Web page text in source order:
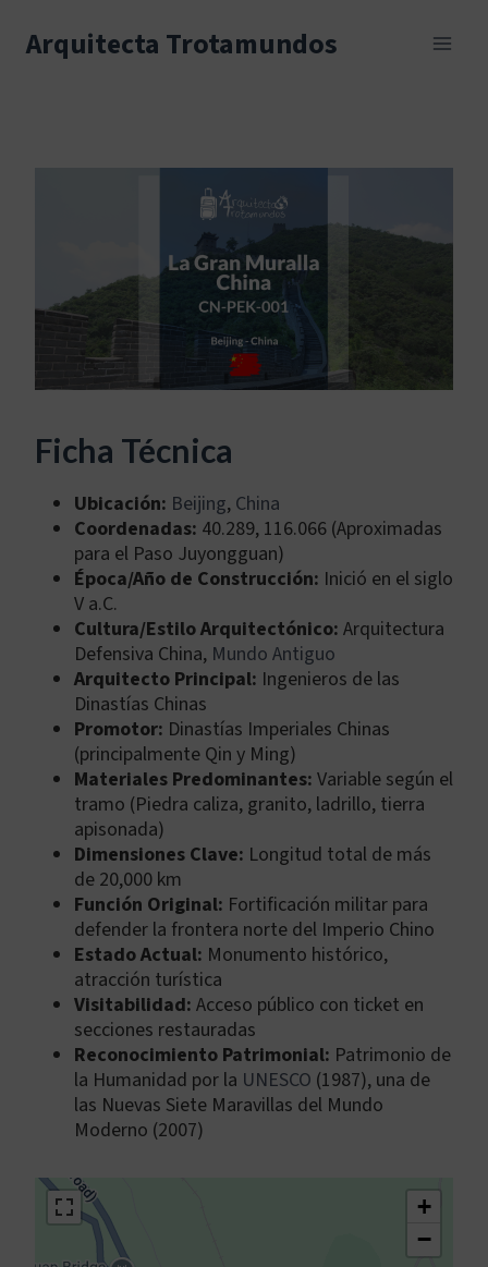
content
Arquitecta Trotamundos
Ficha Técnica
Ubicación: Beijing, China
Coordenadas: 40.289, 116.066 (Aproximadas
para el Paso Juyongguan)
Época/Año de Construcción: Inició en el siglo
V a.C.
Cultura/Estilo Arquitectónico: Arquitectura
Defensiva China, Mundo Antiguo
Arquitecto Principal: Ingenieros de las
Dinastías Chinas
Promotor: Dinastías Imperiales Chinas
(principalmente Qin y Ming)
Materiales Predominantes: Variable según el
tramo (Piedra caliza, granito, ladrillo, tierra
apisonada)
Dimensiones Clave: Longitud total de más
de 20,000 km
Función Original: Fortificación militar para
defender la frontera norte del Imperio Chino
Estado Actual: Monumento histórico,
atracción turística
Visitabilidad: Acceso público con ticket en
secciones restauradas
Reconocimiento Patrimonial: Patrimonio de
la Humanidad por la UNESCO (1987), una de
las Nuevas Siete Maravillas del Mundo
Moderno (2007)
+
−